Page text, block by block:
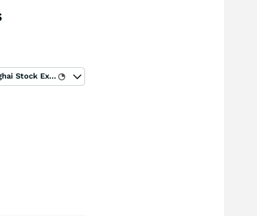
Shanghai Stock Exchange